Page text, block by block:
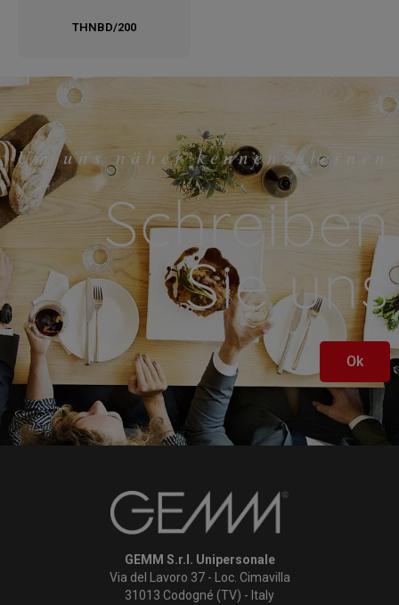
THNBD/200
Um uns näher kennenzulernen
Schreiben
Sie uns
Ok
GEMM S.r.l. Unipersonale
Via del Lavoro 37 - Loc. Cimavilla
31013 Codogné (TV) - Italy